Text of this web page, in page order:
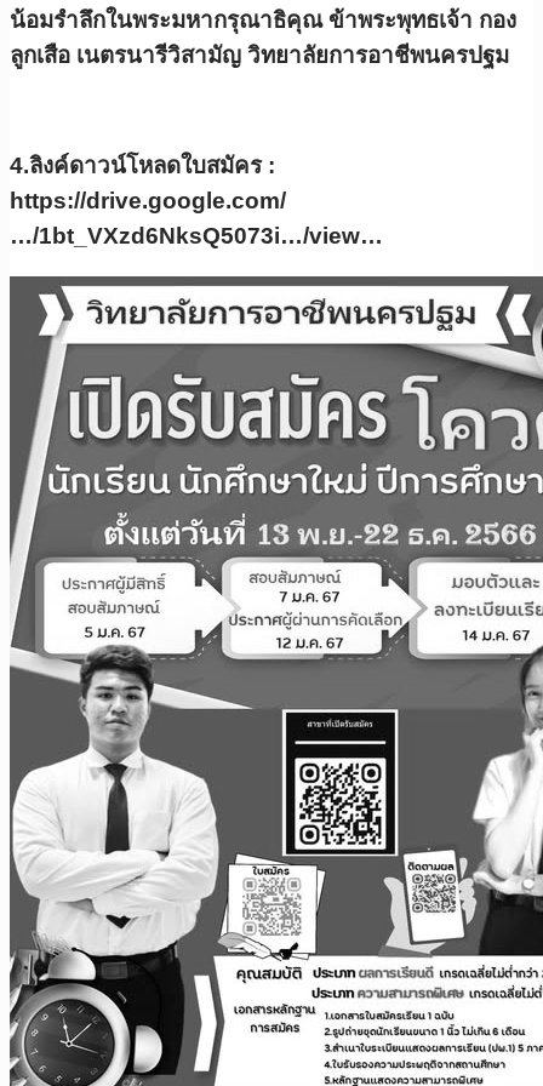
น้อมรำลึกในพระมหากรุณาธิคุณ ข้าพระพุทธเจ้า กอง
ลูกเสือ เนตรนารีวิสามัญ วิทยาลัยการอาชีพนครปฐม
4.ลิงค์ดาวน์โหลดใบสมัคร :
https://drive.google.com/
…/1bt_VXzd6NksQ5073i…/view…